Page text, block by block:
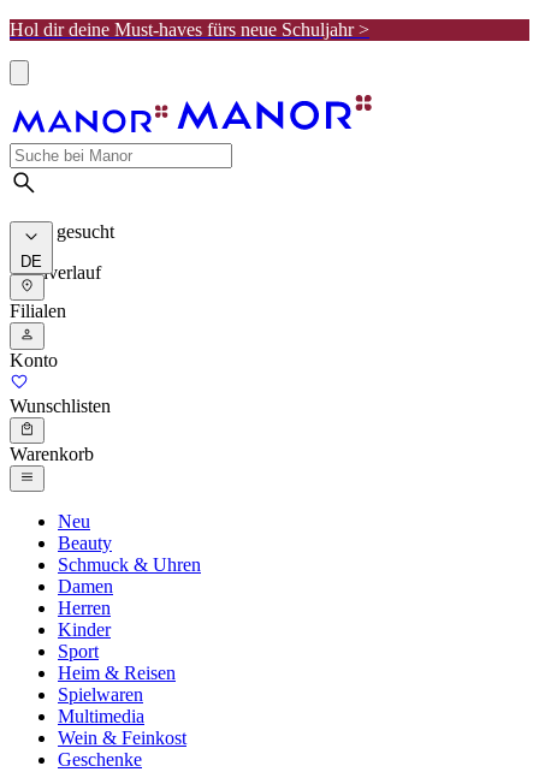
Hol dir deine Must-haves fürs neue Schuljahr >
Meist gesucht
Suchverlauf
DE
Filialen
Konto
Wunschlisten
Warenkorb
Neu
Beauty
Schmuck & Uhren
Damen
Herren
Kinder
Sport
Heim & Reisen
Spielwaren
Multimedia
Wein & Feinkost
Geschenke